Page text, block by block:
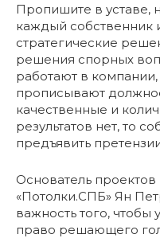
Пропишите в уставе,
каждый собственник
стратегические
решения спорных
работают в
прописывают
качественные и
результатов нет, то
предъявить
Основатель
«Потолки.СПБ» Ян
важность того,
право решающего